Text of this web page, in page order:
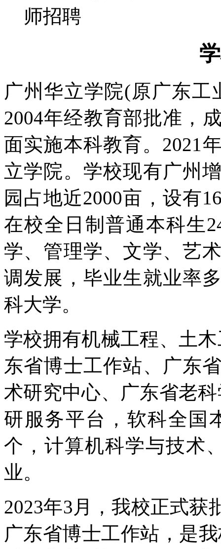
广州华立学院(原广东工
2004年经教育部批准，
面实施本科教育。2021
立学院。学校现有广州
园占地近2000亩，设有
在校全日制普通本科生
学、管理学、文学、艺
调发展，毕业生就业率
科大学。
学校拥有机械工程、土
东省博士工作站、广东
术研究中心、广东省老
研服务平台，软科全国
个，计算机科学与技术
业。
2023年3月，我校正式获
广东省博士工作站，是